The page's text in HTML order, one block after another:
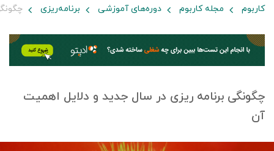
کاربوم مجله کاربوم دوره‌های آموزشی برنامه‌ریزی
چگونگی برنامه ریزی در سال جدید و دلایل اهمیت
آن